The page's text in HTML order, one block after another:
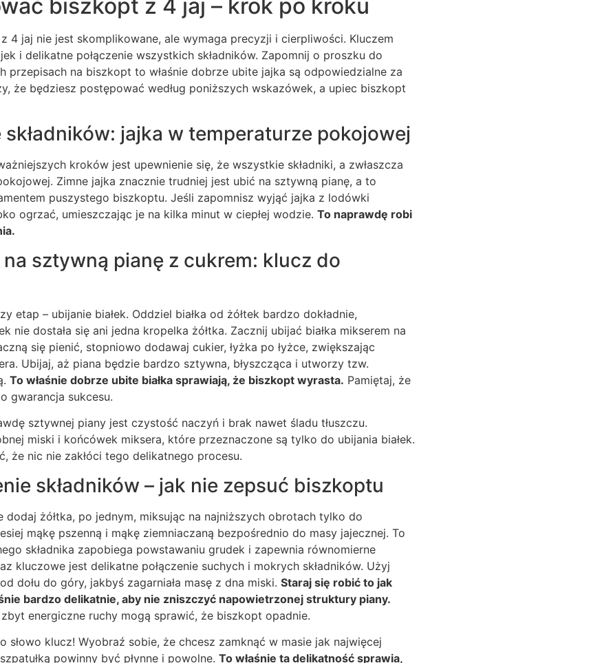
biszkopt z 4 jaj – krok po kroku
4 jaj nie jest skomplikowane, ale wymaga precyzji i cierpliwości. Kluczem
i delikatne połączenie wszystkich składników. Zapomnij o proszku do
przepisach na biszkopt to właśnie dobrze ubite jajka są odpowiedzialne za
że będziesz postępować według poniższych wskazówek, a upiec biszkopt
jajka w temperaturze pokojowej
kroków jest upewnienie się, że wszystkie składniki, a zwłaszcza
Zimne jajka znacznie trudniej jest ubić na sztywną pianę, a to
puszystego biszkoptu. Jeśli zapomnisz wyjąć jajka z lodówki
ogrzać, umieszczając je na kilka minut w ciepłej wodzie. To naprawdę robi
na sztywną pianę z cukrem: klucz do
etap – ubijanie białek. Oddziel białka od żółtek bardzo dokładnie,
nie dostała się ani jedna kropelka żółtka. Zacznij ubijać białka mikserem na
się pienić, stopniowo dodawaj cukier, łyżka po łyżce, zwiększając
Ubijaj, aż piana będzie bardzo sztywna, błyszcząca i utworzy tzw.
To właśnie dobrze ubite białka sprawiają, że biszkopt wyrasta. Pamiętaj, że
gwarancja sukcesu.
sztywnej piany jest czystość naczyń i brak nawet śladu tłuszczu.
miski i końcówek miksera, które przeznaczone są tylko do ubijania białek.
że nic nie zakłóci tego delikatnego procesu.
składników – jak nie zepsuć biszkoptu
dodaj żółtka, po jednym, miksując na najniższych obrotach tylko do
mąkę pszenną i mąkę ziemniaczaną bezpośrednio do masy jajecznej. To
składnika zapobiega powstawaniu grudek i zapewnia równomierne
kluczowe jest delikatne połączenie suchych i mokrych składników. Użyj
dołu do góry, jakbyś zagarniała masę z dna miski. Staraj się robić to jak
bardzo delikatnie, aby nie zniszczyć napowietrzonej struktury piany.
energiczne ruchy mogą sprawić, że biszkopt opadnie.
słowo klucz! Wyobraź sobie, że chcesz zamknąć w masie jak najwięcej
powinny być płynne i powolne. To właśnie ta delikatność sprawia,